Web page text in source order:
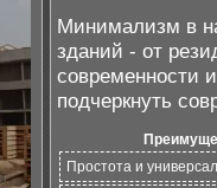
Минимализм в
зданий - от
современности
подчеркнуть
Простота и